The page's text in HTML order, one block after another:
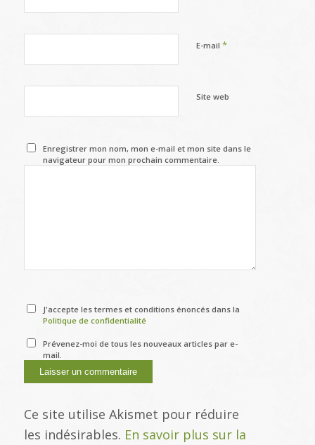
E-mail *
Site web
Enregistrer mon nom, mon e-mail et mon site dans le
navigateur pour mon prochain commentaire.
J'accepte les termes et conditions énoncés dans la
Politique de confidentialité
Prévenez-moi de tous les nouveaux articles par e-
mail.
Ce site utilise Akismet pour réduire
les indésirables. En savoir plus sur la